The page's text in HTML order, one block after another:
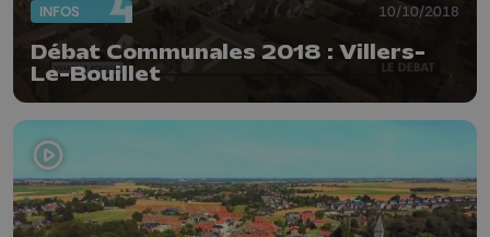
INFOS 10/10/2018
Débat Communales 2018 : Villers-
Le-Bouillet